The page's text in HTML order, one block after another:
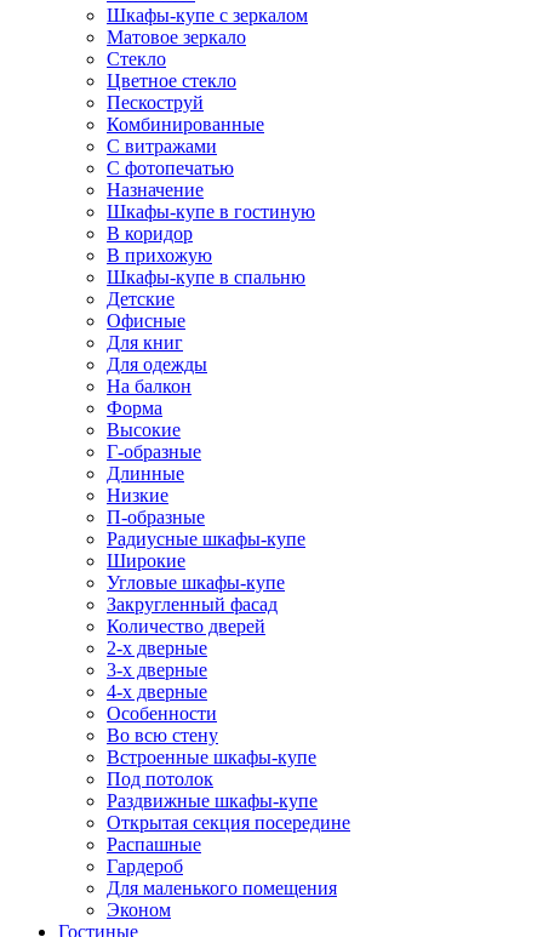
Шкафы-купе с зеркалом
Матовое зеркало
Стекло
Цветное стекло
Пескоструй
Комбинированные
С витражами
С фотопечатью
Назначение
Шкафы-купе в гостиную
В коридор
В прихожую
Шкафы-купе в спальню
Детские
Офисные
Для книг
Для одежды
На балкон
Форма
Высокие
Г-образные
Длинные
Низкие
П-образные
Радиусные шкафы-купе
Широкие
Угловые шкафы-купе
Закругленный фасад
Количество дверей
2-х дверные
3-х дверные
4-х дверные
Особенности
Во всю стену
Встроенные шкафы-купе
Под потолок
Раздвижные шкафы-купе
Открытая секция посередине
Распашные
Гардероб
Для маленького помещения
Эконом
Гостиные